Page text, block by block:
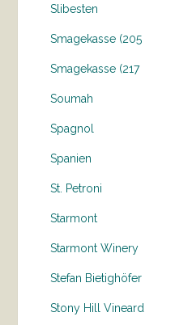
Slibesten
Smagekasse (205
Smagekasse (217
Soumah
Spagnol
Spanien
St. Petroni
Starmont
Starmont Winery
Stefan Bietighöfer
Stony Hill Vineard